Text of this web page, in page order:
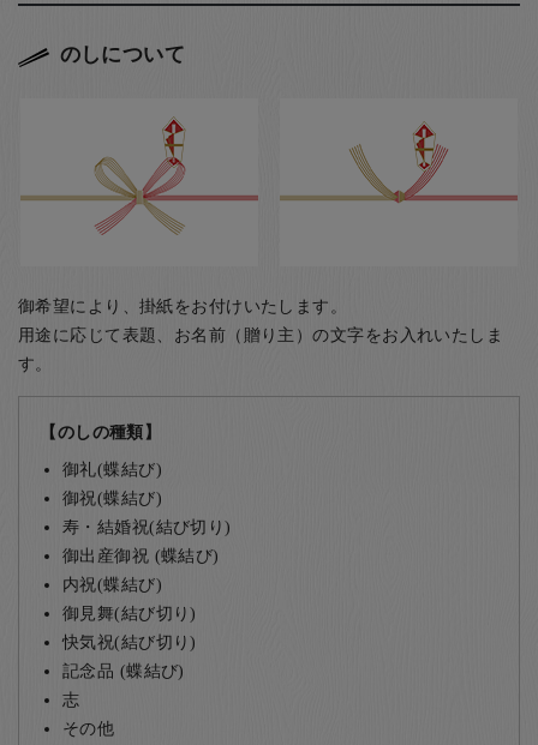
のしについて
御希望により、掛紙をお付けいたします。
用途に応じて表題、お名前（贈り主）の文字をお入れいたしま
す。
【のしの種類】
御礼(蝶結び)
御祝(蝶結び)
寿・結婚祝(結び切り)
御出産御祝 (蝶結び)
内祝(蝶結び)
御見舞(結び切り)
快気祝(結び切り)
記念品 (蝶結び)
志
その他